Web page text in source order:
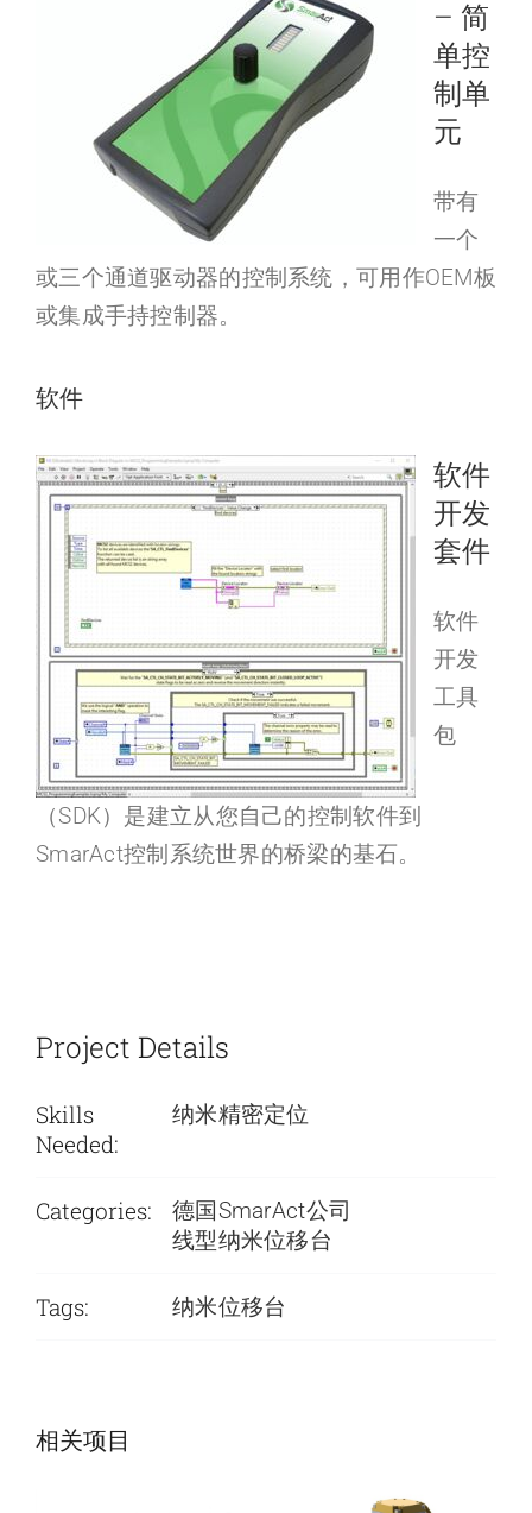
– 简
单控
制单
元
带有
一个
或三个通道驱动器的控制系统，可用作OEM板
或集成手持控制器。
软件
软件
开发
套件
软件
开发
工具
包
（SDK）是建立从您自己的控制软件到
SmarAct控制系统世界的桥梁的基石。
Project Details
Skills
Needed:
纳米精密定位
Categories:
德国SmarAct公司
线型纳米位移台
Tags: 纳米位移台
相关项目
SmarAct公司-低
温旋转台